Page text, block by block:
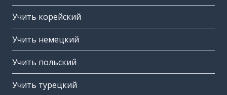
Учить корейский
Учить немецкий
Учить польский
Учить турецкий